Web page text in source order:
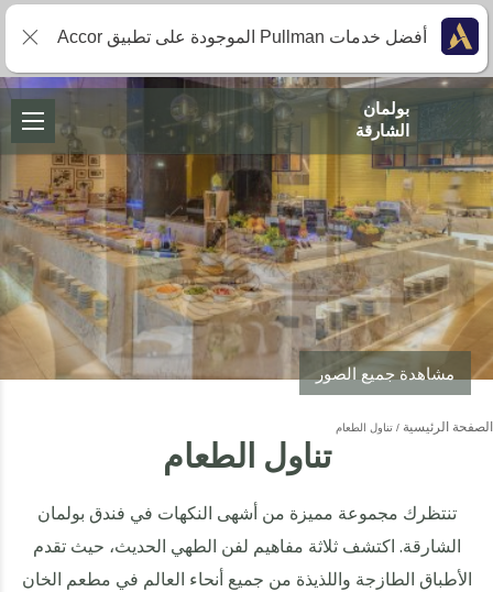
مشاهدة جميع الصور
الصفحة الرئيسية تناول الطعام
تناول الطعام
تنتظرك مجموعة مميزة من أشهى النكهات في فندق بولمان
الشارقة. اكتشف ثلاثة مفاهيم لفن الطهي الحديث، حيث تقدم
الأطباق الطازجة واللذيذة من جميع أنحاء العالم في مطعم الخان
بولمان
الشارقة
أفضل خدمات Pullman الموجودة على تطبيق Accor